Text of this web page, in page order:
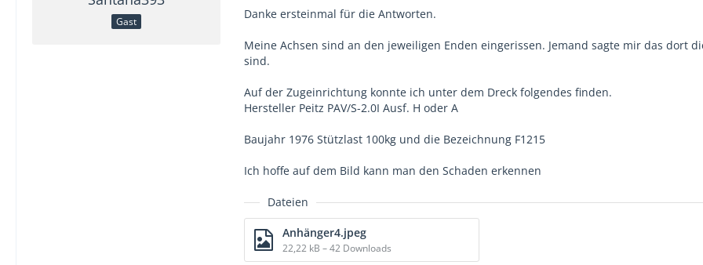
Gast
Danke ersteinmal für die Antworten.
Meine Achsen sind an den jeweiligen Enden eingerissen. Jemand sagte mir das dort
sind.
Auf der Zugeinrichtung konnte ich unter dem Dreck folgendes finden.
Hersteller Peitz PAV/S-2.0I Ausf. H oder A
Baujahr 1976 Stützlast 100kg und die Bezeichnung F1215
Ich hoffe auf dem Bild kann man den Schaden erkennen
Dateien
Anhänger4.jpeg
22,22 kB – 42 Downloads